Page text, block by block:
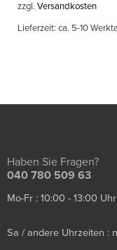
zzgl. Versandkosten
Lieferzeit: ca. 5-10
Haben Sie Fragen?
040 780 509 63
Mo-Fr : 10:00 - 13:00
Sa / andere Uhrzeiten :